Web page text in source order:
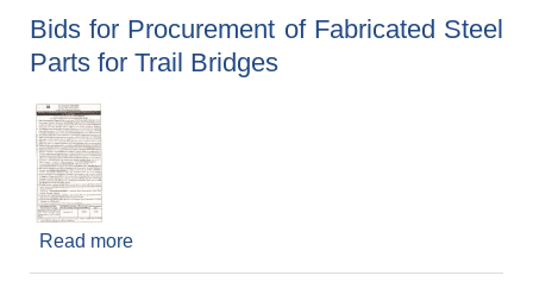
Bids for Procurement of Fabricated Steel
Parts for Trail Bridges
Read more